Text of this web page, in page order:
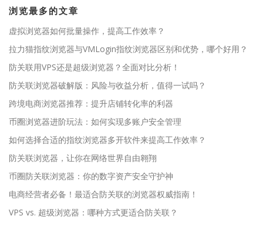
浏览最多的文章
虚拟浏览器如何批量操作，提高工作效率？
拉力猫指纹浏览器与VMLogin指纹浏览器区别和优势，哪个好用？
防关联用VPS还是超级浏览器？全面对比分析！
防关联浏览器破解版：风险与收益分析，值得一试吗？
跨境电商浏览器推荐：提升店铺转化率的利器
币圈浏览器进阶玩法：如何实现多账户安全管理
如何选择合适的指纹浏览器多开软件来提高工作效率？
防关联浏览器，让你在网络世界自由翱翔
币圈防关联浏览器：你的数字资产安全守护神
电商经营者必备！最适合防关联的浏览器权威指南！
VPS vs. 超级浏览器：哪种方式更适合防关联？